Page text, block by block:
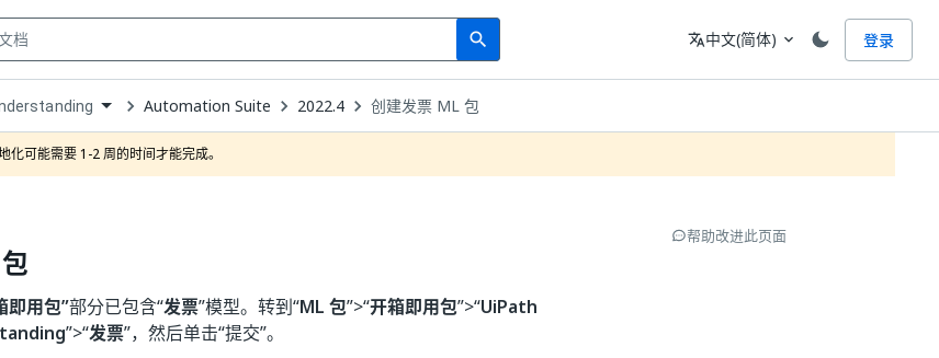
search
Search 语言
translate中文(简体) expand_more 登录
Automation Suite 2022.4 创建发票 ML 包
化可能需要 1-2 周的时间才能完成。
即用包”部分已包含“发票”模型。转到“ML 包”>“开箱即用包”>“UiPath
”>“发票”，然后单击“提交”。
帮助改进此页面